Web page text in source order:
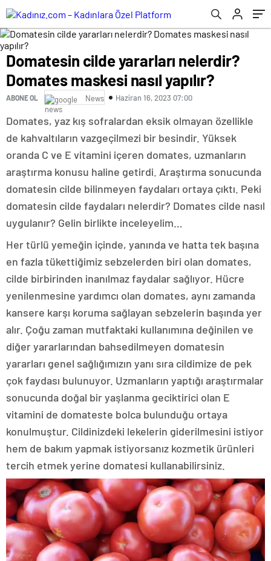
Domatesin cilde yararları nelerdir?
Domates maskesi nasıl yapılır?
ABONE OL News Haziran 16, 2023 07:00
Domates, yaz kış sofralardan eksik olmayan özellikle
de kahvaltıların vazgeçilmezi bir besindir. Yüksek
oranda C ve E vitamini içeren domates, uzmanların
araştırma konusu haline getirdi. Araştırma sonucunda
domatesin cilde bilinmeyen faydaları ortaya çıktı. Peki
domatesin cilde faydaları nelerdir? Domates cilde nasıl
uygulanır? Gelin birlikte inceleyelim…
Her türlü yemeğin içinde, yanında ve hatta tek başına
en fazla tükettiğimiz sebzelerden biri olan domates,
cilde birbirinden inanılmaz faydalar sağlıyor. Hücre
yenilenmesine yardımcı olan domates, aynı zamanda
kansere karşı koruma sağlayan sebzelerin başında yer
alır. Çoğu zaman mutfaktaki kullanımına değinilen ve
diğer yararlarından bahsedilmeyen domatesin
yararları genel sağlığımızın yanı sıra cildimize de pek
çok faydası bulunuyor. Uzmanların yaptığı araştırmalar
sonucunda doğal bir yaşlanma geciktirici olan E
vitamini de domateste bolca bulunduğu ortaya
konulmuştur. Cildinizdeki lekelerin giderilmesini istiyor
hem de bakım yapmak istiyorsanız kozmetik ürünleri
tercih etmek yerine domatesi kullanabilirsiniz.